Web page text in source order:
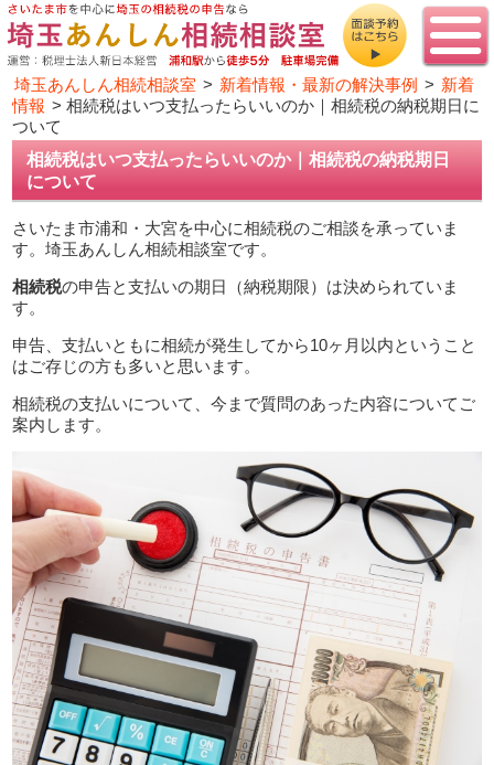
埼玉あんしん相続相談室 > 新着情報・最新の解決事例 > 新着
情報 >相続税はいつ支払ったらいいのか｜相続税の納税期日に
ついて
相続税はいつ支払ったらいいのか｜相続税の納税期日
について
さいたま市浦和・大宮を中心に相続税のご相談を承っていま
す。埼玉あんしん相続相談室です。
相続税の申告と支払いの期日（納税期限）は決められていま
す。
申告、支払いともに相続が発生してから10ヶ月以内ということ
はご存じの方も多いと思います。
相続税の支払いについて、今まで質問のあった内容についてご
案内します。